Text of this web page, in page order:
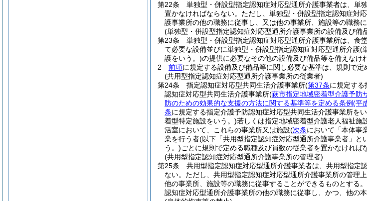
第22条
単独型・併設型指定認知症対応型通所介護事業者は、単
置かなければならない。 ただし、単独型・併設型指定認知症対
護事業所の他の職務に従事し、又は他の事業所、施設等の職務
(単独型・併設型指定認知症対応型通所介護事業所の設備及び備
第23条
単独型・併設型指定認知症対応型通所介護事業所は、食
て必要な設備並びに単独型・併設型指定認知症対応型通所介護(
護をいう。)の提供に必要なその他の設備及び備品等を備えなけ
2
前項に規定する設備及び備品等に関し必要な基準は、規則で定
(共用型指定認知症対応型通所介護事業所の従業者)
第24条
指定認知症対応型共同生活介護事業所(第37条に規定する
認知症対応型共同生活介護事業所(萩市指定地域密着型介護予防
防のための効果的な支援の方法に関する基準等を定める条例(平
条に規定する指定介護予防認知症対応型共同生活介護事業所を
着型特定施設をいう。)若しくは指定地域密着型介護老人福祉施
活室において、これらの事業所又は施設(次条において「本体事
業を行う者(以下「共用型指定認知症対応型通所介護事業者」と
う。)ごとに規則で定める職種及び員数の従業者を置かなければ
(共用型指定認知症対応型通所介護事業所の管理者)
第25条
共用型指定認知症対応型通所介護事業者は、共用型指定
ない。 ただし、共用型指定認知症対応型通所介護事業所の管理
他の事業所、施設等の職務に従事することができるものとする。
認知症対応型通所介護事業所の他の職務に従事し、かつ、他の